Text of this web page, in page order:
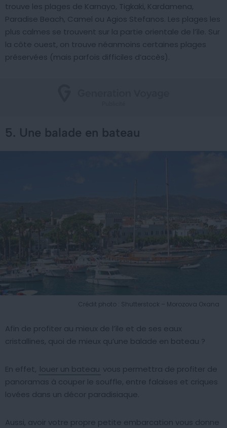
trouve les plages de Karnayo, Tigkaki, Kardamena,
Paradise Beach, Camel ou Agios Stefanos. Les plages les
plus calmes se trouvent sur la partie orientale de l’île. Sur
la côte ouest, on trouve néanmoins certaines plages
préservées (mais parfois difficiles d’accès).
5. Une balade en bateau
Crédit photo : Shutterstock – Morozova Oxana
Afin de profiter au mieux de l’île et de ses eaux
cristallines, quoi de mieux qu’une balade en bateau ?
En effet, louer un bateau vous permettra de profiter de
panoramas à couper le souffle, entre falaises et criques
lovées dans un décor paradisiaque.
Aussi, avoir votre propre petite embarcation vous donne